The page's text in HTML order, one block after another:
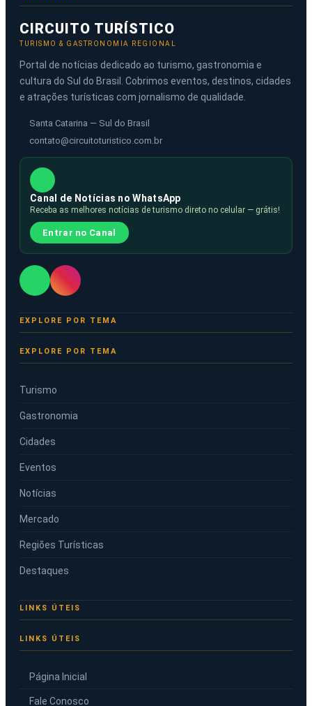
CIRCUITO TURÍSTICO
TURISMO & GASTRONOMIA REGIONAL
Portal de notícias dedicado ao turismo, gastronomia e
cultura do Sul do Brasil. Cobrimos eventos, destinos, cidades
e atrações turísticas com jornalismo de qualidade.
Santa Catarina — Sul do Brasil
contato@circuitoturistico.com.br
Canal de Notícias no WhatsApp
Receba as melhores notícias de turismo direto no celular — grátis!
Entrar no Canal
EXPLORE POR TEMA
Turismo
Gastronomia
Cidades
Eventos
Notícias
Mercado
Regiões Turísticas
Destaques
LINKS ÚTEIS
Página Inicial
Fale Conosco